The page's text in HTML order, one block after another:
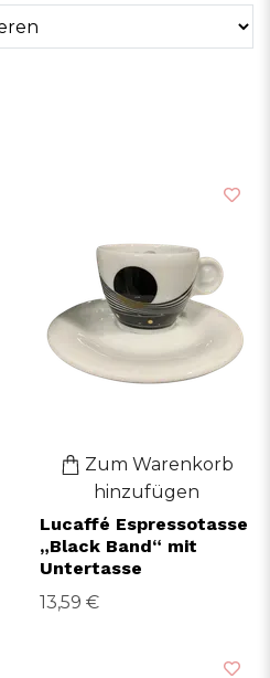
Zum Warenkorb
hinzufügen
Lucaffé Espressotasse
„Black Band“ mit
Untertasse
13,59 €